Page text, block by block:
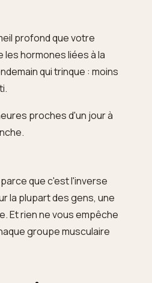
profond que votre
hormones liées à la
qui trinque : moins
proches d'un jour à
que c'est l'inverse
la plupart des gens, une
Et rien ne vous empêche
groupe musculaire